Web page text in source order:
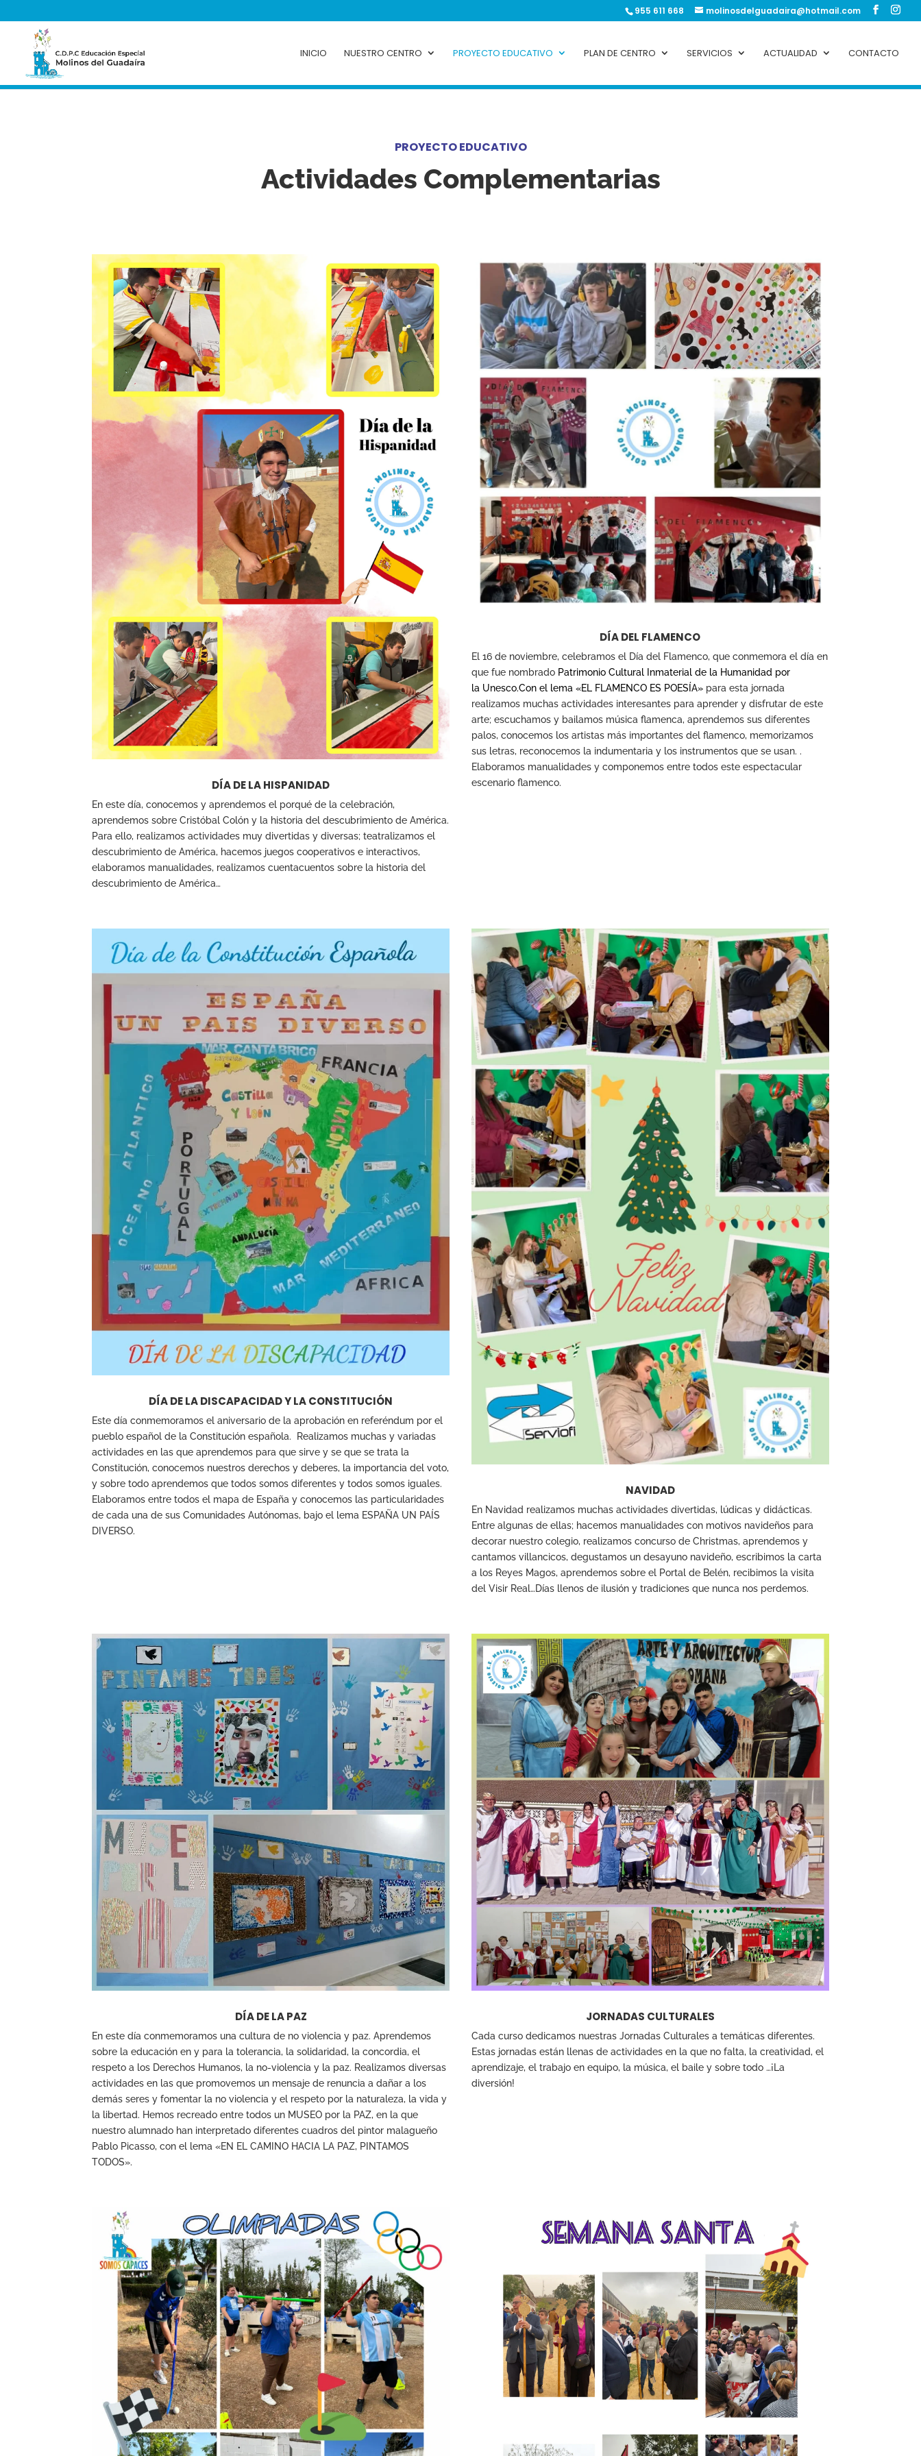
955 611 668 molinosdelguadaira@hotmail.com
INICIO NUESTRO CENTRO PROYECTO EDUCATIVO PLAN DE CENTRO SERVICIOS ACTUALIDAD CONTACTO
PROYECTO EDUCATIVO
Actividades Complementarias
DÍA DE LA HISPANIDAD
En este día, conocemos y aprendemos el porqué de la celebración,
aprendemos sobre Cristóbal Colón y la historia del descubrimiento de América.
Para ello, realizamos actividades muy divertidas y diversas; teatralizamos el
descubrimiento de América, hacemos juegos cooperativos e interactivos,
elaboramos manualidades, realizamos cuentacuentos sobre la historia del
descubrimiento de América…
DÍA DEL FLAMENCO
El 16 de noviembre, celebramos el Día del Flamenco, que conmemora el día en
que fue nombrado Patrimonio Cultural Inmaterial de la Humanidad por
la Unesco.Con el lema «EL FLAMENCO ES POESÍA» para esta jornada
realizamos muchas actividades interesantes para aprender y disfrutar de este
arte; escuchamos y bailamos música flamenca, aprendemos sus diferentes
palos, conocemos los artistas más importantes del flamenco, memorizamos
sus letras, reconocemos la indumentaria y los instrumentos que se usan. .
Elaboramos manualidades y componemos entre todos este espectacular
escenario flamenco.
DÍA DE LA DISCAPACIDAD Y LA CONSTITUCIÓN
Este día conmemoramos el aniversario de la aprobación en referéndum por el
pueblo español de la Constitución española. Realizamos muchas y variadas
actividades en las que aprendemos para que sirve y se que se trata la
Constitución, conocemos nuestros derechos y deberes, la importancia del voto,
y sobre todo aprendemos que todos somos diferentes y todos somos iguales.
Elaboramos entre todos el mapa de España y conocemos las particularidades
de cada una de sus Comunidades Autónomas, bajo el lema ESPAÑA UN PAÍS
DIVERSO.
NAVIDAD
En Navidad realizamos muchas actividades divertidas, lúdicas y didácticas.
Entre algunas de ellas; hacemos manualidades con motivos navideños para
decorar nuestro colegio, realizamos concurso de Christmas, aprendemos y
cantamos villancicos, degustamos un desayuno navideño, escribimos la carta
a los Reyes Magos, aprendemos sobre el Portal de Belén, recibimos la visita
del Visir Real…Días llenos de ilusión y tradiciones que nunca nos perdemos.
DÍA DE LA PAZ
En este día conmemoramos una cultura de no violencia y paz. Aprendemos
sobre la educación en y para la tolerancia, la solidaridad, la concordia, el
respeto a los Derechos Humanos, la no-violencia y la paz. Realizamos diversas
actividades en las que promovemos un mensaje de renuncia a dañar a los
demás seres y fomentar la no violencia y el respeto por la naturaleza, la vida y
la libertad. Hemos recreado entre todos un MUSEO por la PAZ, en la que
nuestro alumnado han interpretado diferentes cuadros del pintor malagueño
Pablo Picasso, con el lema «EN EL CAMINO HACIA LA PAZ, PINTAMOS
TODOS».
JORNADAS CULTURALES
Cada curso dedicamos nuestras Jornadas Culturales a temáticas diferentes.
Estas jornadas están llenas de actividades en la que no falta, la creatividad, el
aprendizaje, el trabajo en equipo, la música, el baile y sobre todo …¡La
diversión!